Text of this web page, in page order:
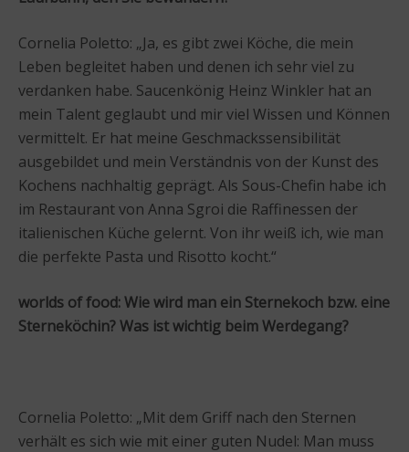
Cornelia Poletto: „Ja, es gibt zwei Köche, die mein
Leben begleitet haben und denen ich sehr viel zu
verdanken habe. Saucenkönig Heinz Winkler hat an
mein Talent geglaubt und mir viel Wissen und Können
vermittelt. Er hat meine Geschmackssensibilität
ausgebildet und mein Verständnis von der Kunst des
Kochens nachhaltig geprägt. Als Sous-Chefin habe ich
im Restaurant von Anna Sgroi die Raffinessen der
italienischen Küche gelernt. Von ihr weiß ich, wie man
die perfekte Pasta und Risotto kocht.“
worlds of food:Wie wird man ein Sternekoch bzw. eine
Sterneköchin? Was ist wichtig beim Werdegang?
Cornelia Poletto: „Mit dem Griff nach den Sternen
verhält es sich wie mit einer guten Nudel: Man muss